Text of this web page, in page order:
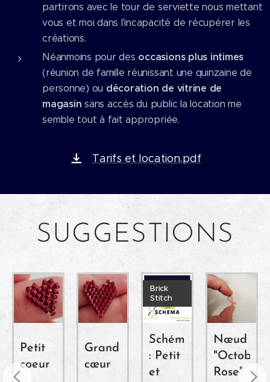
partirons avec le tour de serviette nous mettant
vous et moi dans l'incapacité de récupérer les
créations.
Néanmoins pour des occasions plus intimes
(réunion de famille réunissant une quinzaine de
personne) ou décoration de vitrine de
magasinsans accès du public la location me
semble tout à fait appropriée.
Tarifs et location.pdf
SUGGESTIONS
Petit
coeur
Grand
cœur
Schéma
: Petit
et
Brick
Stitch
Nœud
"Octobre
Rose"